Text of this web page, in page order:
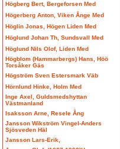
Högberg Bert, Bergeforsen Med
Högerberg Anton, Viken Ånge Med
Höglin Jonas, Högen Liden Med
Höglund Johan Th, Sundsvall Med
Höglund Nils Olof, Liden Med
Högblom (Hammarbergs) Hans, Höö
Torsåker Gäs
Högström Sven Estersmark Väb
Hörnlund Hinke, Holm Med
Inge Axel, Guldsmedshyttan
Västmanland
Isaksson Arne, Resele Ång
Jansson Wikström Vingel-Anders
Sjösveden Häl
Jansson Lars-Erik,